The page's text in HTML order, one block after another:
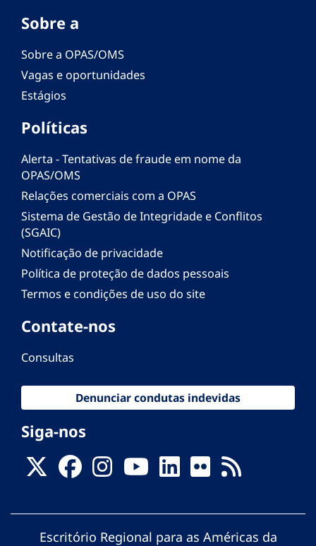
Sobre a
Sobre a OPAS/OMS
Vagas e oportunidades
Estágios
Políticas
Alerta - Tentativas de fraude em nome da
OPAS/OMS
Relações comerciais com a OPAS
Sistema de Gestão de Integridade e Conflitos
(SGAIC)
Notificação de privacidade
Política de proteção de dados pessoais
Termos e condições de uso do site
Contate-nos
Consultas
Denunciar condutas indevidas
Siga-nos
Escritório Regional para as Américas da